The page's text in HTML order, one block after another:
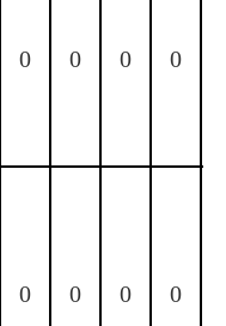
0 0 0 0
0 0 0 0